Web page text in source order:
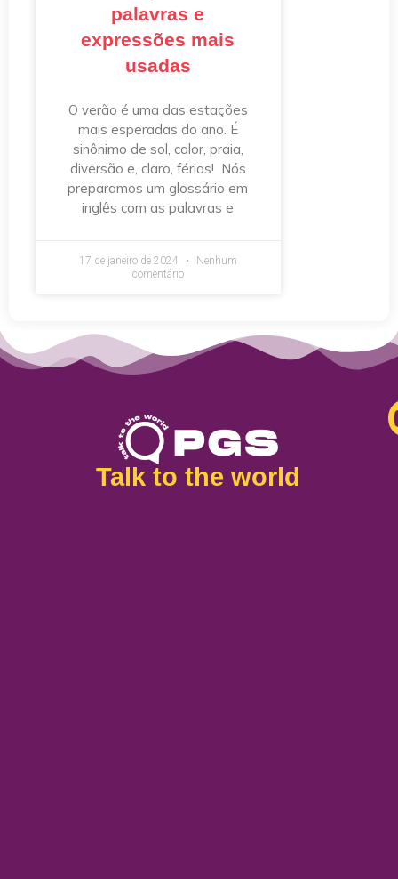
palavras e
expressões mais
usadas
O verão é uma das estações
mais esperadas do ano. É
sinônimo de sol, calor, praia,
diversão e, claro, férias! Nós
preparamos um glossário em
inglês com as palavras e
17 de janeiro de 2024
Nenhum
comentário
Talk to the world